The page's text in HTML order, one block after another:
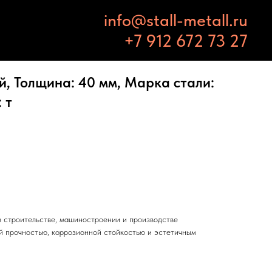
info@stall-metall.ru
+7 912 672 73 27
Толщина: 40 мм, Марка стали:
т
машиностроении и производстве
прочностью, коррозионной стойкостью и эстетичным